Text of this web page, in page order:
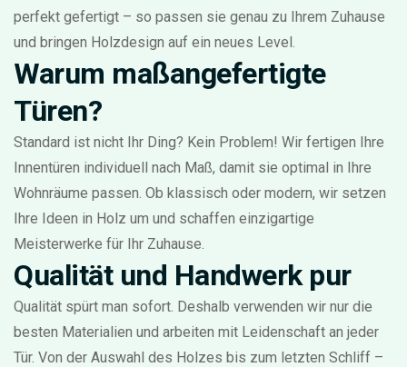
perfekt gefertigt – so passen sie genau zu Ihrem Zuhause
und bringen Holzdesign auf ein neues Level.
Warum maßangefertigte
Türen?
Standard ist nicht Ihr Ding? Kein Problem! Wir fertigen Ihre
Innentüren individuell nach Maß, damit sie optimal in Ihre
Wohnräume passen. Ob klassisch oder modern, wir setzen
Ihre Ideen in Holz um und schaffen einzigartige
Meisterwerke für Ihr Zuhause.
Qualität und Handwerk pur
Qualität spürt man sofort. Deshalb verwenden wir nur die
besten Materialien und arbeiten mit Leidenschaft an jeder
Tür. Von der Auswahl des Holzes bis zum letzten Schliff –